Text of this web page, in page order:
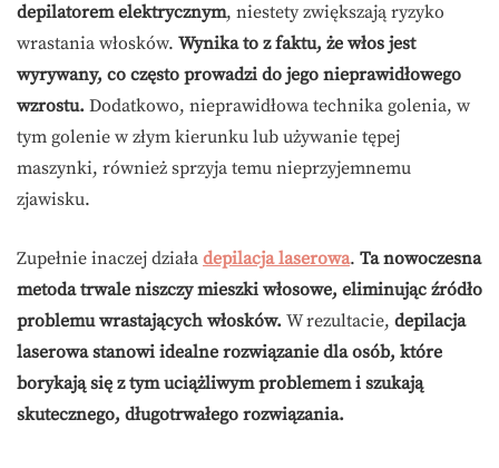
depilatorem elektrycznym, niestety zwiększają ryzyko
wrastania włosków. Wynika to z faktu, że włos jest
wyrywany, co często prowadzi do jego nieprawidłowego
wzrostu. Dodatkowo, nieprawidłowa technika golenia, w
tym golenie w złym kierunku lub używanie tępej
maszynki, również sprzyja temu nieprzyjemnemu
zjawisku.
Zupełnie inaczej działa depilacja laserowa. Ta nowoczesna
metoda trwale niszczy mieszki włosowe, eliminując źródło
problemu wrastających włosków. W rezultacie, depilacja
laserowa stanowi idealne rozwiązanie dla osób, które
borykają się z tym uciążliwym problemem i szukają
skutecznego, długotrwałego rozwiązania.